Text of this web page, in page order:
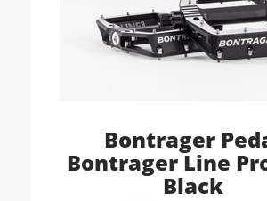
Bontrager
Bontrager Line
Black